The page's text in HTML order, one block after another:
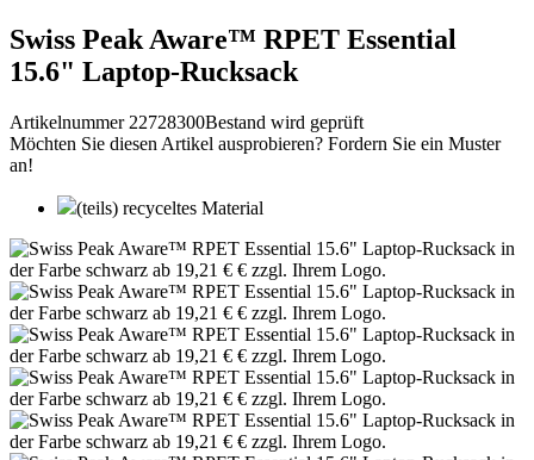
Swiss Peak Aware™ RPET Essential
15.6" Laptop-Rucksack
Artikelnummer 22728300Bestand wird geprüft
Möchten Sie diesen Artikel ausprobieren? Fordern Sie ein Muster
an!
(teils) recyceltes Material